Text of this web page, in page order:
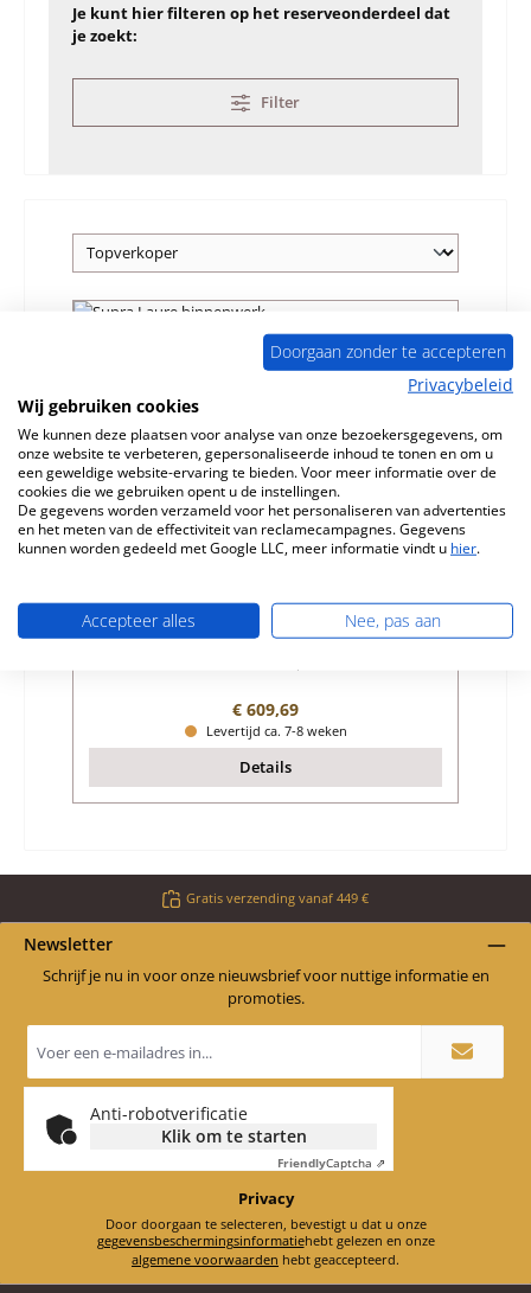
Je kunt hier filteren op het reserveonderdeel dat
je zoekt:
Filter
Supra Laure binnenwerk
Productnummer:
01058496
Normale prijs:
€ 609,69
Levertijd ca. 7-8 weken
Details
Gratis verzending vanaf 449 €
Newsletter
Schrijf je nu in voor onze nieuwsbrief voor nuttige informatie en
promoties.
mailadres
*
Anti-robotverificatie
Klik om te starten
FriendlyCaptcha ⇗
Privacy
Door doorgaan te selecteren, bevestigt u dat u onze
gegevensbeschermingsinformatie
hebt gelezen en onze
algemene voorwaarden hebt geaccepteerd.
Doorgaan zonder te accepteren
Privacybeleid
Wij gebruiken cookies
We kunnen deze plaatsen voor analyse van onze bezoekersgegevens, om
onze website te verbeteren, gepersonaliseerde inhoud te tonen en om u
een geweldige website-ervaring te bieden. Voor meer informatie over de
cookies die we gebruiken opent u de instellingen.
De gegevens worden verzameld voor het personaliseren van advertenties
en het meten van de effectiviteit van reclamecampagnes. Gegevens
kunnen worden gedeeld met Google LLC, meer informatie vindt u hier.
Accepteer alles Nee, pas aan